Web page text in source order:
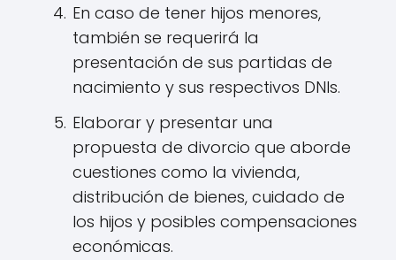
En caso de tener hijos menores,
también se requerirá la
presentación de sus partidas de
nacimiento y sus respectivos DNIs.
Elaborar y presentar una
propuesta de divorcio que aborde
cuestiones como la vivienda,
distribución de bienes, cuidado de
los hijos y posibles compensaciones
económicas.